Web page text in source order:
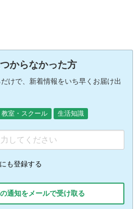
からなかった方
けで、新着情報をいち早くお届け出
教室・スクール 生活知識
も登録する
通知をメールで受け取る